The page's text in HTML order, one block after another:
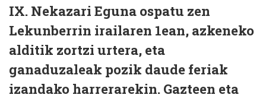
IX. Nekazari Eguna ospatu zen
Lekunberrin irailaren 1ean, azkeneko
alditik zortzi urtera, eta
ganaduzaleak pozik daude feriak
izandako harrerarekin. Gazteen eta